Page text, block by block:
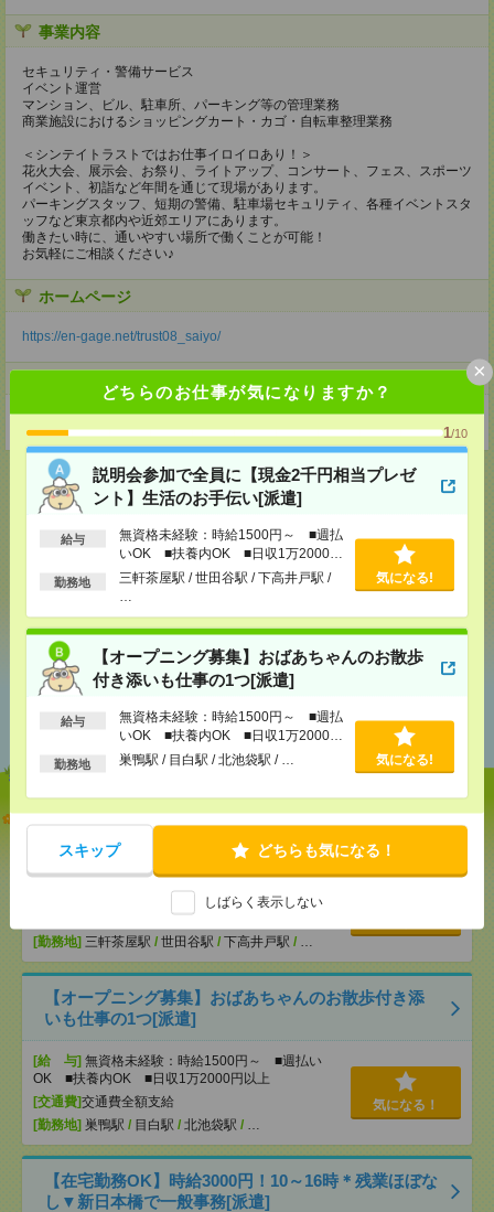
どちらのお仕事が気になりますか？
1/10
説明会参加で全員に【現金2千円相当プレゼ
ント】生活のお手伝い[派遣]
給与
無資格未経験：時給1500円～ ■週払
いOK ■扶養内OK ■日収1万2000円
以上
勤務地
三軒茶屋駅 / 世田谷駅 / 下高井戸駅 /
気になる!
【オープニング募集】おばあちゃんのお散歩
付き添いも仕事の1つ[派遣]
給与
無資格未経験：時給1500円～ ■週払
いOK ■扶養内OK ■日収1万2000円
以上
勤務地 巣鴨駅 / 目白駅 / 北池袋駅 / … 気になる!
スキップ どちらも気になる！
しばらく表示しない
×
事業内容
セキュリティ・警備サービス
イベント運営
マンション、ビル、駐車所、パーキング等の管理業務
商業施設におけるショッピングカート・カゴ・自転車整理業務
＜シンテイトラストではお仕事イロイロあり！＞
花火大会、展示会、お祭り、ライトアップ、コンサート、フェス、スポーツ
イベント、初詣など年間を通じて現場があります。
パーキングスタッフ、短期の警備、駐車場セキュリティ、各種イベントスタ
ッフなど東京都内や近郊エリアにあります。
働きたい時に、通いやすい場所で働くことが可能！
お気軽にご相談ください♪
ホームページ
https://en-gage.net/trust08_saiyo/
東京都港区新橋1-18-15佐伯ビル
応募ページへ
気になる！
おすすめ
説明会参加で全員に【現金2千円相当プレゼント】生
活のお手伝い[派遣]
[給 与]無資格未経験：時給1500円～ ■週払い
OK ■扶養内OK ■日収1万2000円以上
交通費全額支給
[勤務地] 三軒茶屋駅 / 世田谷駅 / 下高井戸駅 / …
【オープニング募集】おばあちゃんのお散歩付き添
いも仕事の1つ[派遣]
[給 与] 無資格未経験：時給1500円～ ■週払い
OK ■扶養内OK ■日収1万2000円以上
[交通費]交通費全額支給
[勤務地] 巣鴨駅 / 目白駅 / 北池袋駅 / …
気になる！
【在宅勤務OK】時給3000円！10～16時＊残業ほぼな
し▼新日本橋で一般事務[派遣]